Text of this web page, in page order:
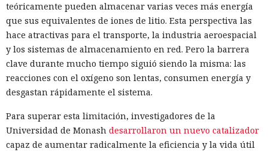
teóricamente pueden almacenar varias veces más energía
que sus equivalentes de iones de litio. Esta perspectiva las
hace atractivas para el transporte, la industria aeroespacial
y los sistemas de almacenamiento en red. Pero la barrera
clave durante mucho tiempo siguió siendo la misma: las
reacciones con el oxígeno son lentas, consumen energía y
desgastan rápidamente el sistema.
Para superar esta limitación, investigadores de la
Universidad de Monash desarrollaron un nuevo catalizador
capaz de aumentar radicalmente la eficiencia y la vida útil